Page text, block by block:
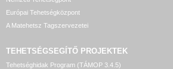
Európai Tehetségközpont
A Matehetsz Tagszervezetei
TEHETSÉGSEGÍTŐ PROJEKTEK
Tehetséghidak Program (TÁMOP 3.4.5)